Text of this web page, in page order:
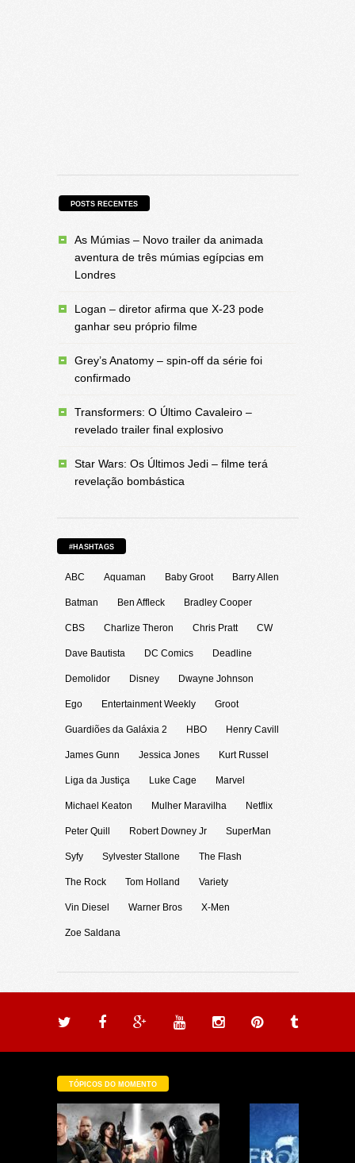
POSTS RECENTES
As Múmias – Novo trailer da animada
aventura de três múmias egípcias em
Londres
Logan – diretor afirma que X-23 pode
ganhar seu próprio filme
Grey’s Anatomy – spin-off da série foi
confirmado
Transformers: O Último Cavaleiro –
revelado trailer final explosivo
Star Wars: Os Últimos Jedi – filme terá
revelação bombástica
#HASHTAGS
ABC Aquaman Baby Groot Barry Allen
Batman Ben Affleck Bradley Cooper
CBS Charlize Theron Chris Pratt CW
Dave Bautista DC Comics Deadline
Demolidor Disney Dwayne Johnson
Ego Entertainment Weekly Groot
Guardiões da Galáxia 2 HBO Henry Cavill
James Gunn Jessica Jones Kurt Russel
Liga da Justiça Luke Cage Marvel
Michael Keaton Mulher Maravilha Netflix
Peter Quill Robert Downey Jr SuperMan
Syfy Sylvester Stallone The Flash
The Rock Tom Holland Variety
Vin Diesel Warner Bros X-Men
Zoe Saldana
TÓPICOS DO MOMENTO